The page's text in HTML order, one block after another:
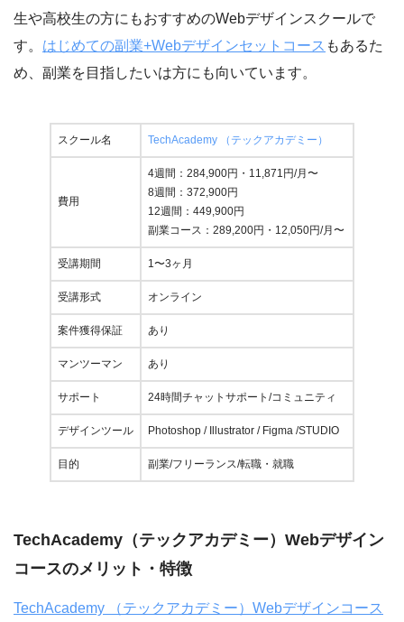
生や高校生の方にもおすすめのWebデザインスクールで
す。 はじめての副業+Webデザインセットコース もあるた
め、副業を目指したいは方にも向いています。
スクール名 TechAcademy （テックアカデミー）
費用
4週間：284,900円・11,871円/月〜
8週間：372,900円
12週間：449,900円
副業コース：289,200円・12,050円/月〜
受講期間 1〜3ヶ月
受講形式 オンライン
案件獲得保証 あり
マンツーマン あり
サポート 24時間チャットサポート/コミュニティ
デザインツール Photoshop / Illustrator / Figma /STUDIO
目的 副業/フリーランス/転職・就職
TechAcademy（テックアカデミー）Webデザイン
コースのメリット・特徴
TechAcademy （テックアカデミー）Webデザインコース